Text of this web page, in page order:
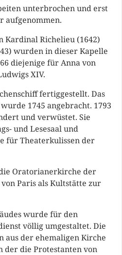
unterbrochen und erst
aufgenommen.
Richelieu (1642)
wurden in dieser Kapelle
diejenige für Anna von
XIV.
fertiggestellt. Das
1745 angebracht. 1793
und verwüstet. Sie
und Lesesaal und
für Theaterkulissen der
Oratorianerkirche der
Paris als Kultstätte zur
wurde für den
völlig umgestaltet. Die
aus der ehemaligen Kirche
der die Protestanten von